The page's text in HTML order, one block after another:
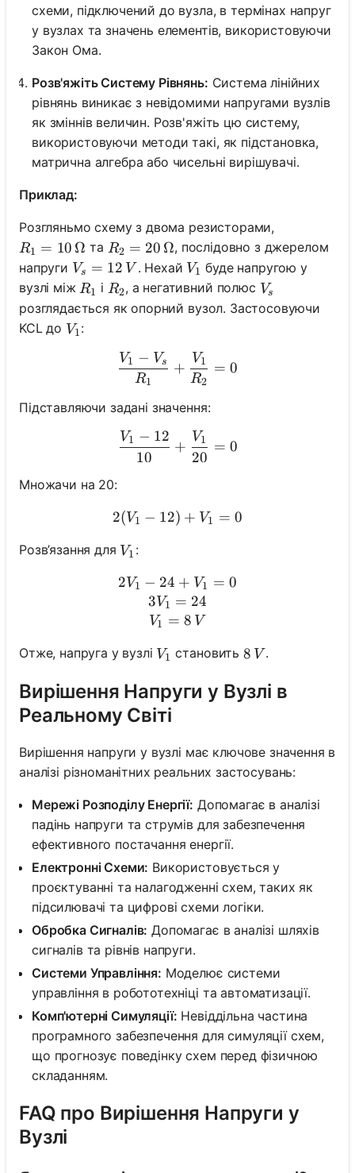
схеми, підключений до вузла, в термінах напруг
у вузлах та значень елементів, використовуючи
Закон Ома.
Розв'яжіть Систему Рівнянь: Система лінійних
рівнянь виникає з невідомими напругами вузлів
як зміннів величин. Розв'яжіть цю систему,
використовуючи методи такі, як підстановка,
матрична алгебра або чисельні вирішувачі.
Приклад:
Розгляньмо схему з двома резисторами,
R_1 = 10\, \Omega
R1 = 10 Ω та R_2 = 20\, \Omega
R2 = 20 Ω, послідовно з джерелом
напруги V_s = 12\, V
Vs = 12 V . Нехай V_1
V1 буде напругою у
вузлі між R_1
R1 і R_2
R2, а негативний полюс V_s
Vs
розглядається як опорний вузол. Застосовуючи
KCL до V_1
V1:
\frac{V_1 - V_s}{R_1} +
R1
V1 − Vs +
R2
V1 = 0
Підставляючи задані значення:
\frac{V_1 - 12}{10} +
10
V1 − 12
+
20
V1 = 0
Множачи на 20:
2(V_1 - 12) + V_1 = 0
2(V1 − 12) + V1 = 0
Розв’язання для V_1
V1 :
2V_1 - 24 + V_1 = 0 \\
2V1 − 24 + V1 = 0
3V1 = 24
V1 = 8 V
Отже, напруга у вузлі V_1
V1 становить 8\, V
8 V .
Вирішення Напруги у Вузлі в
Реальному Світі
Вирішення напруги у вузлі має ключове значення в
аналізі різноманітних реальних застосувань:
Мережі Розподілу Енергії: Допомагає в аналізі
падінь напруги та струмів для забезпечення
ефективного постачання енергії.
Електронні Схеми: Використовується у
проєктуванні та налагодженні схем, таких як
підсилювачі та цифрові схеми логіки.
Обробка Сигналів: Допомагає в аналізі шляхів
сигналів та рівнів напруги.
Системи Управління: Моделює системи
управління в робототехніці та автоматизації.
Комп'ютерні Симуляції: Невіддільна частина
програмного забезпечення для симуляції схем,
що прогнозує поведінку схем перед фізичною
складанням.
FAQ про Вирішення Напруги у
Вузлі